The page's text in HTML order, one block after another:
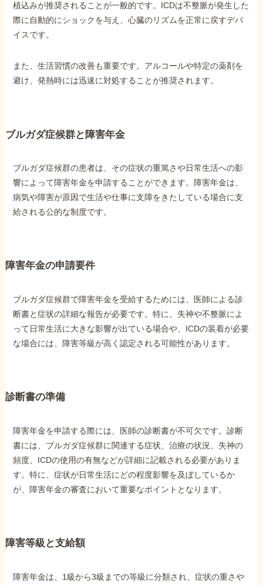
植込みが推奨されることが一般的です。ICDは不整脈が発生した
際に自動的にショックを与え、心臓のリズムを正常に戻すデバ
イスです。
また、生活習慣の改善も重要です。アルコールや特定の薬剤を
避け、発熱時には迅速に対処することが推奨されます。
ブルガダ症候群と障害年金
ブルガダ症候群の患者は、その症状の重篤さや日常生活への影
響によって障害年金を申請することができます。障害年金は、
病気や障害が原因で生活や仕事に支障をきたしている場合に支
給される公的な制度です。
障害年金の申請要件
ブルガダ症候群で障害年金を受給するためには、医師による診
断書と症状の詳細な報告が必要です。特に、失神や不整脈によ
って日常生活に大きな影響が出ている場合や、ICDの装着が必要
な場合には、障害等級が高く認定される可能性があります。
診断書の準備
障害年金を申請する際には、医師の診断書が不可欠です。診断
書には、ブルガダ症候群に関連する症状、治療の状況、失神の
頻度、ICDの使用の有無などが詳細に記載される必要がありま
す。特に、症状が日常生活にどの程度影響を及ぼしているか
が、障害年金の審査において重要なポイントとなります。
障害等級と支給額
障害年金は、1級から3級までの等級に分類され、症状の重さや